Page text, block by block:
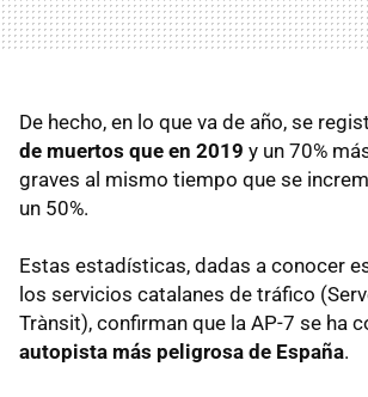
De hecho, en lo que va de año, se
de muertos que en 2019 y un 70%
graves al mismo tiempo que se
un 50%.
Estas estadísticas, dadas a conocer
los servicios catalanes de tráfico
Trànsit), confirman que la AP-7 se ha
autopista más peligrosa de España.